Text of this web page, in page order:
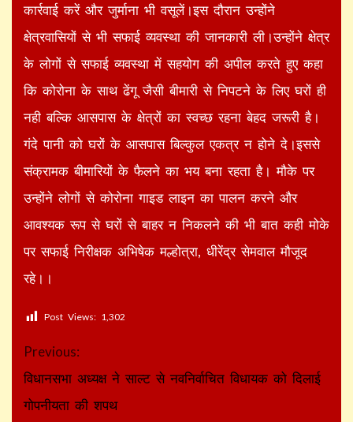
कार्रवाई करें और जुर्माना भी वसूलें।इस दौरान उन्होंने
क्षेत्रवासियों से भी सफाई व्यवस्था की जानकारी ली।उन्होंने क्षेत्र
के लोगों से सफाई व्यवस्था में सहयोग की अपील करते हुए कहा
कि कोरोना के साथ ढेंगू जैसी बीमारी से निपटने के लिए घरों ही
नही बल्कि आसपास के क्षेत्रों का स्वच्छ रहना बेहद जरूरी है।
गंदे पानी को घरों के आसपास बिल्कुल एकत्र न होने दे।इससे
संक्रामक बीमारियों के फैलने का भय बना रहता है। मौके पर
उन्होंने लोगों से कोरोना गाइड लाइन का पालन करने और
आवश्यक रूप से घरों से बाहर न निकलने की भी बात कही मोके
पर सफाई निरीक्षक अभिषेक मल्होत्रा, धीरेंद्र सेमवाल मौजूद
रहे।।
Post Views: 1,302
Continue
Reading
Previous:
विधानसभा अध्यक्ष ने साल्ट से नवनिर्वाचित विधायक को दिलाई
गोपनीयता की शपथ